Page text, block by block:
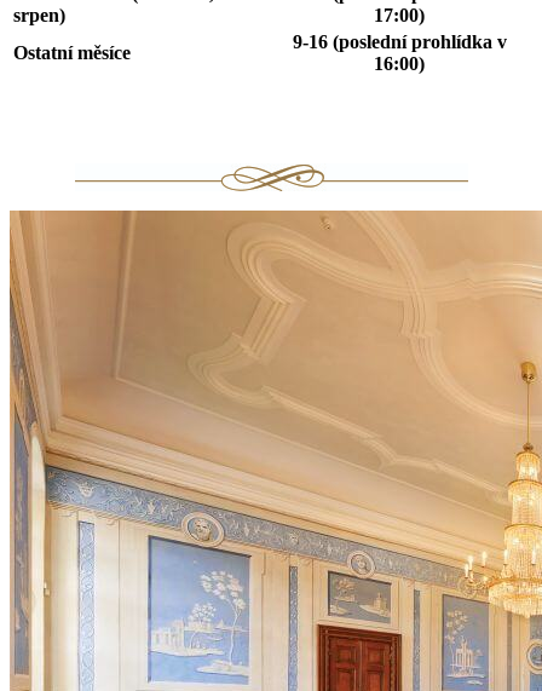
srpen)
17:00)
Ostatní měsíce
9-16 (poslední prohlídka v
16:00)